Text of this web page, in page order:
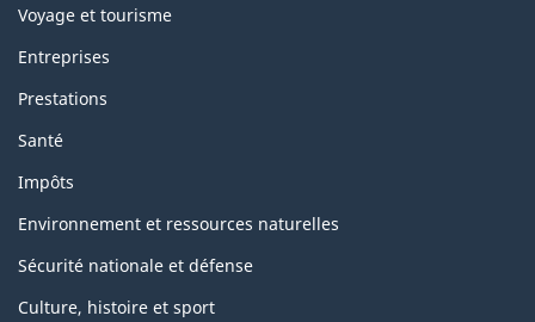
Voyage et tourisme
Entreprises
Prestations
Santé
Impôts
Environnement et ressources naturelles
Sécurité nationale et défense
Culture, histoire et sport